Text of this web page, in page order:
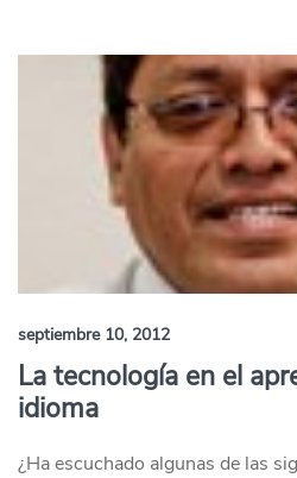
septiembre 10, 2012
La tecnología en el
idioma
¿Ha escuchado algunas de las